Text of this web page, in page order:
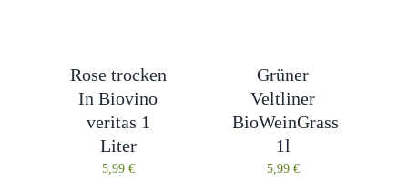
Rose trocken
In Biovino
veritas 1
Liter
5,99 €
Grüner
Veltliner
BioWeinGrass
1l
5,99 €